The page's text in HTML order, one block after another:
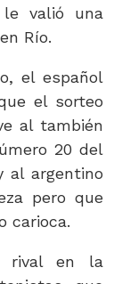
valió una
Río.
el español
el sorteo
al también
20 del
al argentino
pero que
carioca.
rival en la